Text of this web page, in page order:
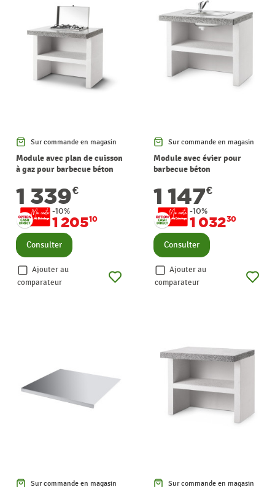
Sur commande en magasin
Module avec plan de cuisson
à gaz pour barbecue béton
1 339€
-10%
1 20510
Consulter
Ajouter au
comparateur
Sur commande en magasin
Module avec évier pour
barbecue béton
1 147€
-10%
1 03230
Consulter
Ajouter au
comparateur
Sur commande en magasin Sur commande en magasin